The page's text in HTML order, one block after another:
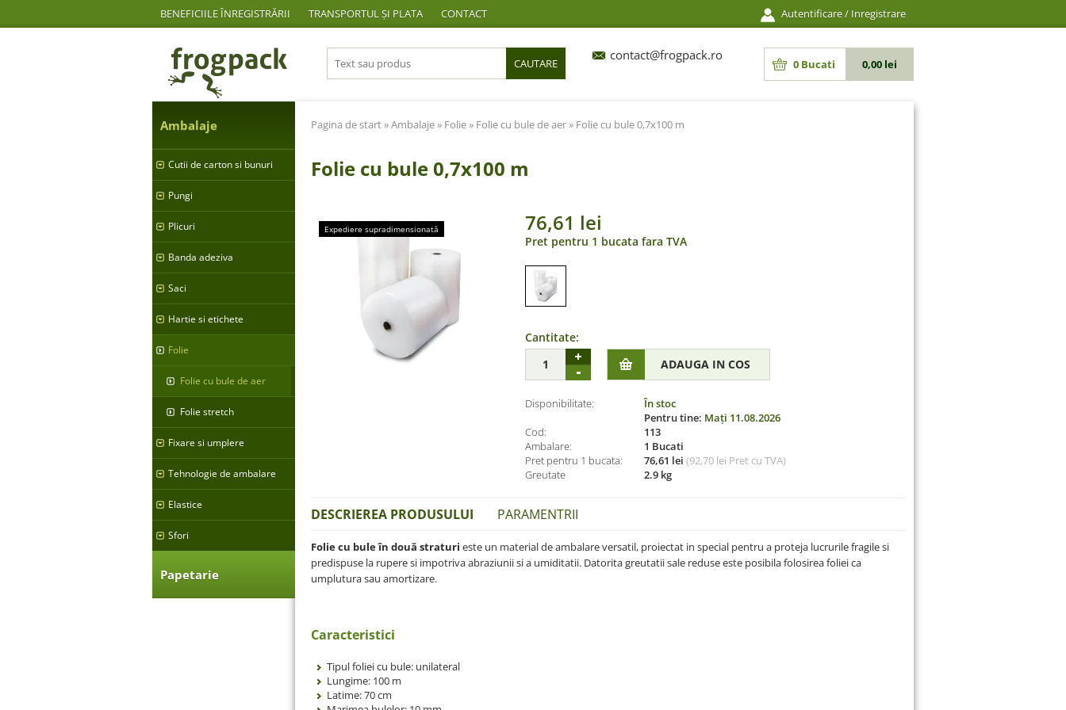
BENEFICIILE ÎNREGISTRĂRII TRANSPORTUL ȘI PLATA CONTACT Autentificare/ Inregistrare
CAUTARE
contact@frogpack.ro
0 Bucati 0,00 lei
Ambalaje
Cutii de carton si bunuri
Pungi
Plicuri
Banda adeziva
Saci
Hartie si etichete
Folie
Folie cu bule de aer
Folie stretch
Fixare si umplere
Tehnologie de ambalare
Elastice
Sfori
Papetarie
Pagina de start»Ambalaje» Folie» Folie cu bule de aer» Folie cu bule 0,7x100 m
Folie cu bule 0,7x100 m
Expediere supradimensionată 76,61 lei
Pret pentru 1 bucata fara TVA
Cantitate:
Disponibilitate:
În stoc
Pentru tine: Mați 11.08.2026
Cod:
113
Ambalare:
1 Bucati
Pret pentru 1 bucata:
76,61 lei (92,70 lei Pret cu TVA)
Greutate
2.9 kg
DESCRIEREA PRODUSULUI PARAMENTRII
Folie cu bule în două straturi este un material de ambalare versatil, proiectat in special pentru a proteja lucrurile fragile si
predispuse la rupere si impotriva abraziunii si a umiditatii. Datorita greutatii sale reduse este posibila folosirea foliei ca
umplutura sau amortizare.
Caracteristici
Tipul foliei cu bule: unilateral
Lungime: 100 m
Latime: 70 cm